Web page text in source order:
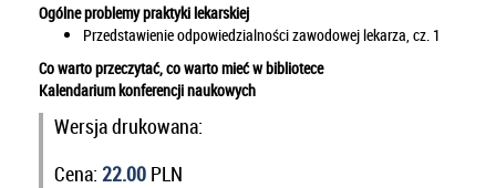
Ogólne problemy praktyki lekarskiej
Przedstawienie odpowiedzialności zawodowej lekarza, cz. 1
Co warto przeczytać, co warto mieć w bibliotece
Kalendarium konferencji naukowych
Wersja drukowana:
Cena: 22.00 PLN